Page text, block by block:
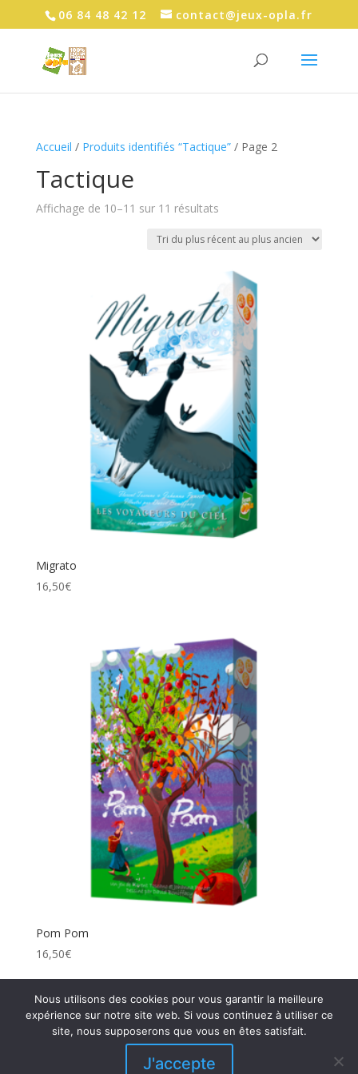
06 84 48 42 12 contact@jeux-opla.fr
Accueil / Produits identifiés “Tactique”/ Page 2
Tactique
Affichage de 10–11 sur 11 résultatsTrié
plus
plus
ancien
Migrato
16,50€
Pom Pom
16,50€
← 1 2
Nous utilisons des cookies pour vous garantir la meilleure
expérience sur notre site web. Si vous continuez à utiliser ce
site, nous supposerons que vous en êtes satisfait.
J'accepte